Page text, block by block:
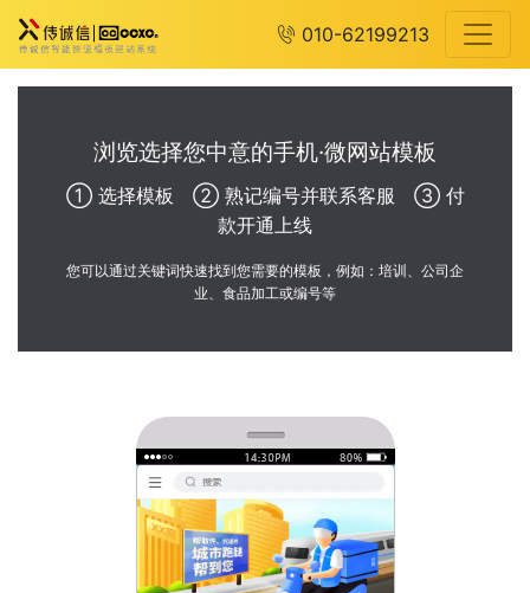
010-62199213
浏览选择您中意的手机·微网站模板
① 选择模板 ② 熟记编号并联系客服 ③ 付
款开通上线
您可以通过关键词快速找到您需要的模板，例如：培训、公司企
业、食品加工或编号等